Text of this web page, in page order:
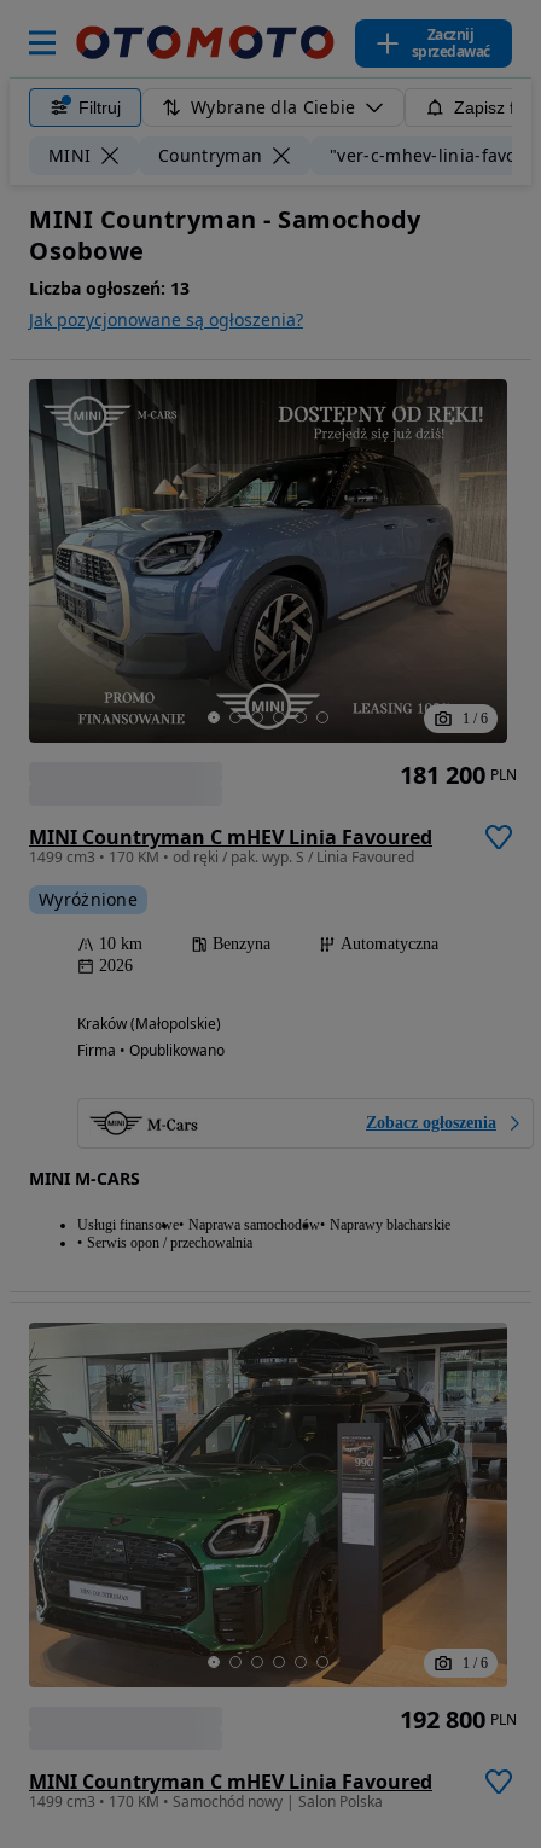
Zacznij
sprzedawać
Filtruj Wybrane dla Ciebie Zapisz
MINI Countryman "ver-c-mhev-linia-
MINI Countryman - Samochody
Osobowe
Liczba ogłoszeń: 13
Jak pozycjonowane są ogłoszenia?
1 / 6
MINI Countryman C mHEV Linia Favoured
1499 cm3 • 170 KM • od ręki / pak. wyp. S / Linia Favoured
Wyróżnione
10 km Benzyna
Automatyczna
2026
Kraków (Małopolskie)
Firma • Opublikowano
Zobacz ogłoszenia
MINI M-CARS
Usługi finansowe Naprawa samochodów Naprawy blacharskie
Serwis opon / przechowalnia
181 200 PLN
1 / 6
MINI Countryman C mHEV Linia Favoured
1499 cm3 • 170 KM • Samochód nowy | Salon Polska
192 800 PLN